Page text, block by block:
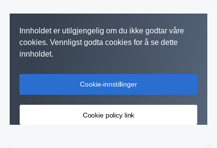
Innholdet er utilgjengelig om du ikke godtar våre
cookies. Vennligst godta cookies for å se dette
innholdet.
Cookie-innstillinger
Cookie policy link